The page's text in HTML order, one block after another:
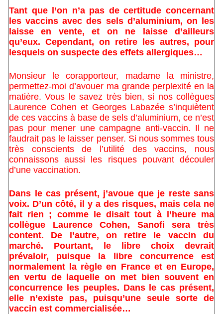
Tant que l’on n’a pas de certitude concernant
les vaccins avec des sels d’aluminium, on les
laisse en vente, et on ne laisse d’ailleurs
qu’eux. Cependant, on retire les autres, pour
lesquels on suspecte des effets allergiques…
Monsieur le corapporteur, madame la ministre,
permettez-moi d’avouer ma grande perplexité en la
matière. Vous le savez très bien, si nos collègues
Laurence Cohen et Georges Labazée s’inquiètent
de ces vaccins à base de sels d’aluminium, ce n’est
pas pour mener une campagne anti-vaccin. Il ne
faudrait pas le laisser penser. Si nous sommes tous
très conscients de l’utilité des vaccins, nous
connaissons aussi les risques pouvant découler
d’une vaccination.
Dans le cas présent, j’avoue que je reste sans
voix. D’un côté, il y a des risques, mais cela ne
fait rien ; comme le disait tout à l’heure ma
collègue Laurence Cohen, Sanofi sera très
content. De l’autre, on retire le vaccin du
marché. Pourtant, le libre choix devrait
prévaloir, puisque la libre concurrence est
normalement la règle en France et en Europe,
en vertu de laquelle on met bien souvent en
concurrence les peuples. Dans le cas présent,
elle n’existe pas, puisqu’une seule sorte de
vaccin est commercialisée…